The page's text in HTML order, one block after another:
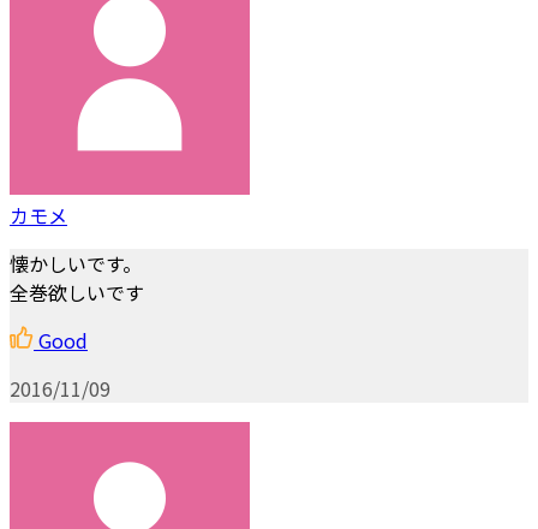
カモメ
懐かしいです。
全巻欲しいです
Good
2016/11/09